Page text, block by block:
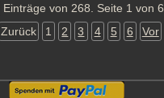
Einträge von 268. Seite 1 von 6.
Zurück 1 2 3 4 5 6 Vor